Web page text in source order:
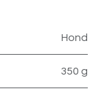
Hond
350 g